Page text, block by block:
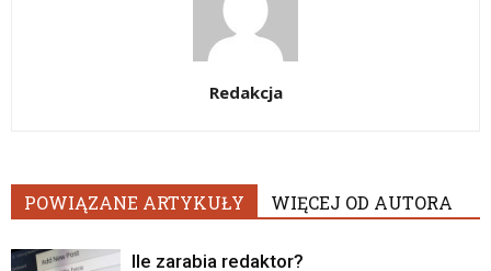
Redakcja
POWIĄZANE ARTYKUŁY WIĘCEJ OD AUTORA
Ile zarabia redaktor?